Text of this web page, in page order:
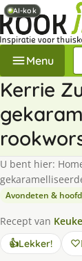
Menu
Kerrie
U bent hier:
Avondeten &
Recept van
👍Lekker!
AI-kok
AI-kok